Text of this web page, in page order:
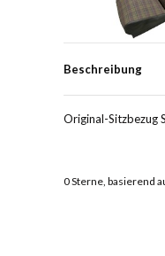
Beschreibung
Original-Sitzbezug
0Sterne, basierend